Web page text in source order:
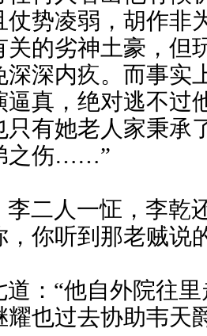
仗势凌弱，胡作非
关的劣神土豪，但
深深内疚。而事实
逼真，绝对逃不过
只有她老人家秉承
之伤……”
二人一怔，李乾
，你听到那老贼说
：“他自外院往
耀也过去协助韦